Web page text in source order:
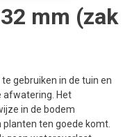
mm (zak
gebruiken in de tuin en
afwatering. Het
in de bodem
ten goede komt.